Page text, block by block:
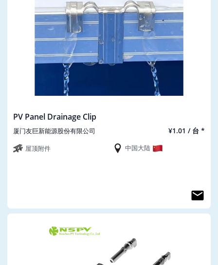
PV Panel Drainage Clip
厦门友巨新能源股份有限公司 ¥1.01 / 台 *
屋顶附件 中国大陆